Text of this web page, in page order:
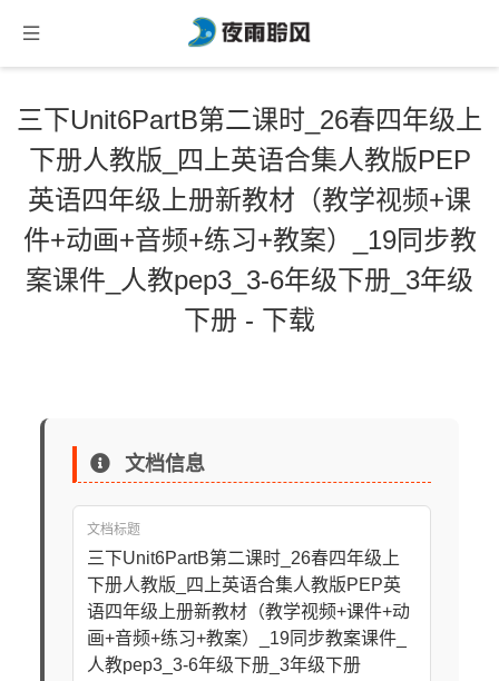
三下Unit6PartB第二课时_26春四年级上
下册人教版_四上英语合集人教版PEP
英语四年级上册新教材（教学视频+课
件+动画+音频+练习+教案）_19同步教
案课件_人教pep3_3-6年级下册_3年级
下册 - 下载
文档信息
文档标题
三下Unit6PartB第二课时_26春四年级上
下册人教版_四上英语合集人教版PEP英
语四年级上册新教材（教学视频+课件+动
画+音频+练习+教案）_19同步教案课件_
人教pep3_3-6年级下册_3年级下册